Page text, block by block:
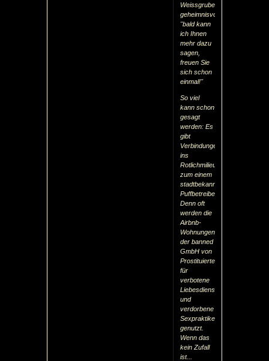
Weissgruber
geheimnisvoll,
"bald kann
ich Ihnen
mehr dazu
sagen,
freuen Sie
sich schon
einmal!"
So viel
kann schon
gesagt
werden: Es
gibt
Verbindungen
ins
Rotlichmilieu,
zum einem
stadtbekannten
Puffbetreiber!
Denn oft
werden die
Airbnb-
Wohnungen
der banned
GmbH von
Prostituierten
für
verbotene
Liebesdienste
und
verdorbene
Sexpraktiken
genutzt.
Wenn das
kein Zufall
ist...